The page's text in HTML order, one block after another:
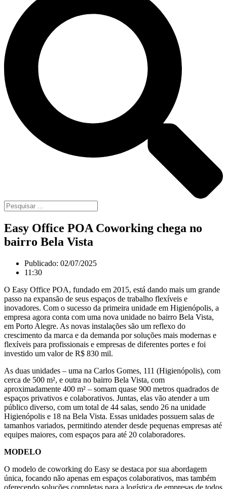
Easy Office POA Coworking chega no
bairro Bela Vista
Publicado: 02/07/2025
11:30
O Easy Office POA, fundado em 2015, está dando mais um grande
passo na expansão de seus espaços de trabalho flexíveis e
inovadores. Com o sucesso da primeira unidade em Higienópolis, a
empresa agora conta com uma nova unidade no bairro Bela Vista,
em Porto Alegre. As novas instalações são um reflexo do
crescimento da marca e da demanda por soluções mais modernas e
flexíveis para profissionais e empresas de diferentes portes e foi
investido um valor de R$ 830 mil.
As duas unidades – uma na Carlos Gomes, 111 (Higienópolis), com
cerca de 500 m², e outra no bairro Bela Vista, com
aproximadamente 400 m² – somam quase 900 metros quadrados de
espaços privativos e colaborativos. Juntas, elas vão atender a um
público diverso, com um total de 44 salas, sendo 26 na unidade
Higienópolis e 18 na Bela Vista. Essas unidades possuem salas de
tamanhos variados, permitindo atender desde pequenas empresas até
equipes maiores, com espaços para até 20 colaboradores.
MODELO
O modelo de coworking do Easy se destaca por sua abordagem
única, focando não apenas em espaços colaborativos, mas também